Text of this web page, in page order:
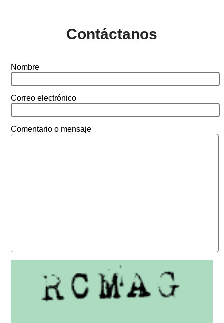
Contáctanos
Nombre
Correo electrónico
Comentario o mensaje